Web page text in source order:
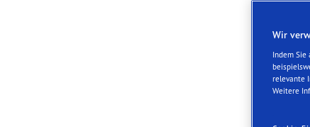
Wir
Indem Sie
relevante
Weitere